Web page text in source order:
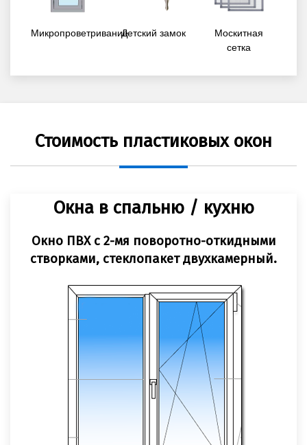
МикропроветриваниеДетский замок
Москитная
сетка
Стоимость пластиковых окон
Окна в спальню / кухню
Окно ПВХ с 2-мя поворотно-откидными
створками, стеклопакет двухкамерный.